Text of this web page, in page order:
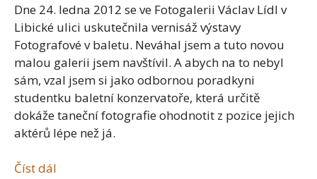
Dne 24. ledna 2012 se ve Fotogalerii Václav Lídl v
Libické ulici uskutečnila vernisáž výstavy
Fotografové v baletu. Neváhal jsem a tuto novou
malou galerii jsem navštívil. A abych na to nebyl
sám, vzal jsem si jako odbornou poradkyni
studentku baletní konzervatoře, která určitě
dokáže taneční fotografie ohodnotit z pozice jejich
aktérů lépe než já.
Číst dál